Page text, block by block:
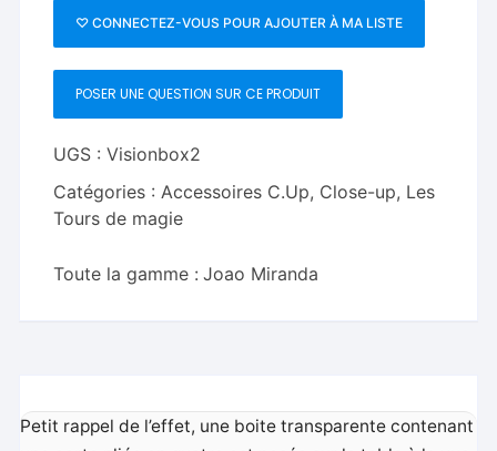
Box
2.0
-
Joao
Miranda
♡ CONNECTEZ-VOUS POUR AJOUTER À MA LISTE
POSER UNE QUESTION SUR CE PRODUIT
UGS :Visionbox2
Catégories :Accessoires C.Up, Close-up, Les
Tours de magie
Toute la gamme : Joao Miranda
Petit rappel de l’effet, une boite transparente contenant